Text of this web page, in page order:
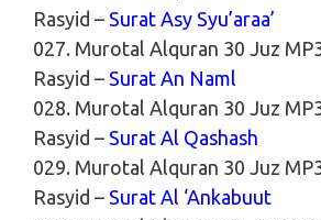
Rasyid – Surat Asy Syu’araa’
027. Murotal Alquran 30 Juz
Rasyid – Surat An Naml
028. Murotal Alquran 30 Juz
Rasyid – Surat Al Qashash
029. Murotal Alquran 30 Juz
Rasyid – Surat Al ‘Ankabuut